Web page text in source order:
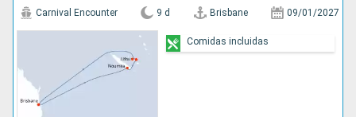
Carnival Encounter 9 d Brisbane 09/01/2027
Comidas incluidas